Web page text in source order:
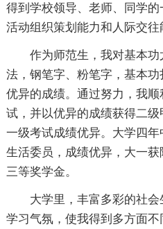
得到学校领导、老师、同学
活动组织策划能力和人际交往
作为师范生，我对基本
法，钢笔字、粉笔字，基本
优异的成绩。通过努力，我
试，并以优异的成绩获得二
一级考试成绩优异。大学四
生活委员，成绩优异，大一
三等奖学金。
大学里，丰富多彩的社
学习气氛，使我得到多方面